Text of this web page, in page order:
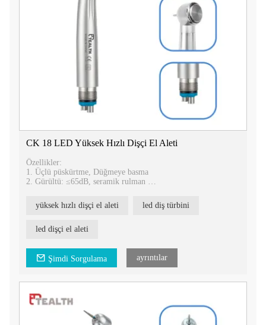
CK 18 LED Yüksek Hızlı Dişçi El Aleti
Özellikler:
1. Üçlü püskürtme, Düğmeye basma
2. Gürültü: ≤65dB, seramik rulman
4. Torklu Kafa, daha güçlü kesme kuvveti, temiz kafa sistemi
5. LED ışık, E-jeneratör
ömür, çizilmeye karşı dayanıklılık.
yüksek hızlı dişçi el aleti led diş türbini
led dişçi el aleti
Şimdi Sorgulama ayrıntılar